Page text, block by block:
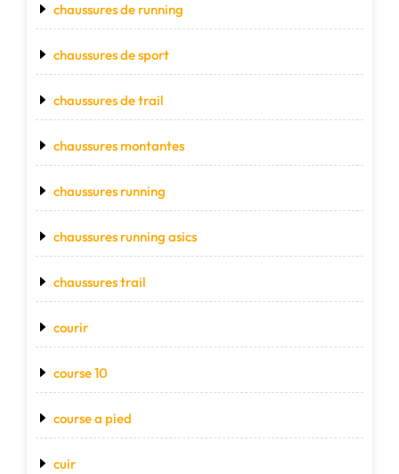
chaussures de running
chaussures de sport
chaussures de trail
chaussures montantes
chaussures running
chaussures running asics
chaussures trail
courir
course 10
course a pied
cuir